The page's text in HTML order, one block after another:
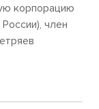
корпорацию
член